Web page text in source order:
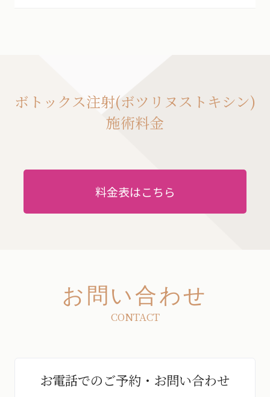
ボトックス注射(ボツリヌストキシン)
施術料金
料金表はこちら
お問い合わせ
CONTACT
お電話でのご予約・お問い合わせ